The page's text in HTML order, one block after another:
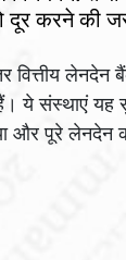
दूर करने की
वित्तीय लेनदेन
ये संस्थाएं यह
पूरे लेनदेन का